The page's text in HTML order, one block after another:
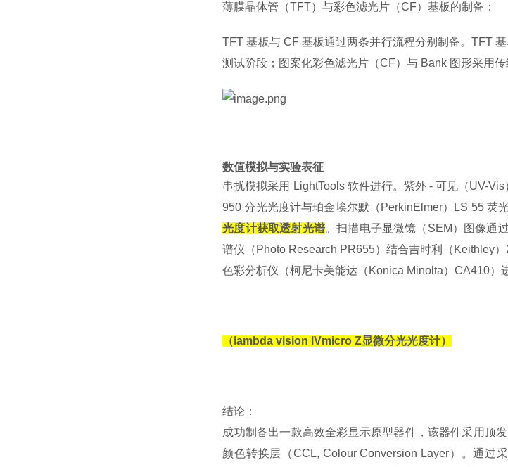
薄膜晶体管（TFT）与彩色滤光片（CF）基板的制备 ：
TFT基板与 CF 基板通过两条并行流程分别制备。TFT
测试阶段；图案化彩色滤光片（CF）与 Bank 图形采用
数值模拟与实验表征
串扰模拟采用
LightTools 软件进行。紫外 - 可见（UV-Vis
950分光光度计与珀金埃尔默（ PerkinElmer） LS 55 荧
光度计获取透射光谱。扫描电子显微镜（ SEM ）图像通过
谱仪（ Photo Research PR655）结合吉时利（ Keithley）
色彩分析仪（柯尼卡美能达（ Konica Minolta）CA410）
（ lambda vision lVmicro Z显微分光光度计）
结论：
成功制备出一款高效全彩显示原型器件，该器件采用顶
颜色转换层（CCL, Colour Conversion Layer）。通过